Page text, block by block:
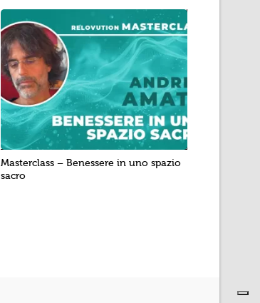
Masterclass – Benessere in uno spazio
sacro